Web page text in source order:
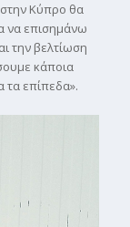
στην Κύπρο θα
να επισηµάνω
την βελτίωση
κάποια
τα επίπεδα».